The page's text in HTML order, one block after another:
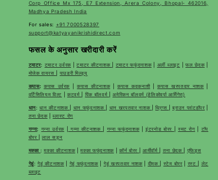
Corp Office Mx 175, E7 Extension, Arera Colony, Bhopal- 462016,
Madhya Pradesh India
For sales: +91 7000528397
support@katyayanikrishidirect.com
फसल के अनुसार खरीदारी करें
टमाटर: टमाटर उर्वरक|टमाटर कीटनाशक टमाटर फफूंदनाशक| अर्ली ब्लाइट |फल छेदक|
मोजेक वायरस
पाउडरी मिल्ड्यू
कपास: कपास उर्वरक |कपास कीटनाशक|कपास कवकनाशी|कपास खरपतवार नाशक|
वर्टिसिलियम विल्ट |कटवर्म पिंक बॉलवर्म |अमेरिकन बॉलवर्म (हेलिकोवर्पा आर्मिगेरा)
धान:धान कीटनाशक धान फफूंदनाशक धान खरपतवार नाशक |थ्रिप्स |ब्राउन प्लांटहॉपर|
तना छेदक|ब्लास्ट रोग
गन्ना: गन्ना उर्वरक गन्ना कीटनाशक गन्ना फफूंदनाशक|इंटरनोड बोरर स्मट रोग| टॉप
बोरर
|लाल सड़न
मक्का :मक्का कीटनाशक|मक्का फफूंदनाशक |कॉर्न बोरर आर्मीवॉर्म तना छेदक एफिड्स
गेहूं:गेहूं कीटनाशक| गेहूं फफूंदनाशक| गेहूं खरपतवार नाशक| दीमक स्टेम बोरर| रस्ट
लेट
ब्लाइट